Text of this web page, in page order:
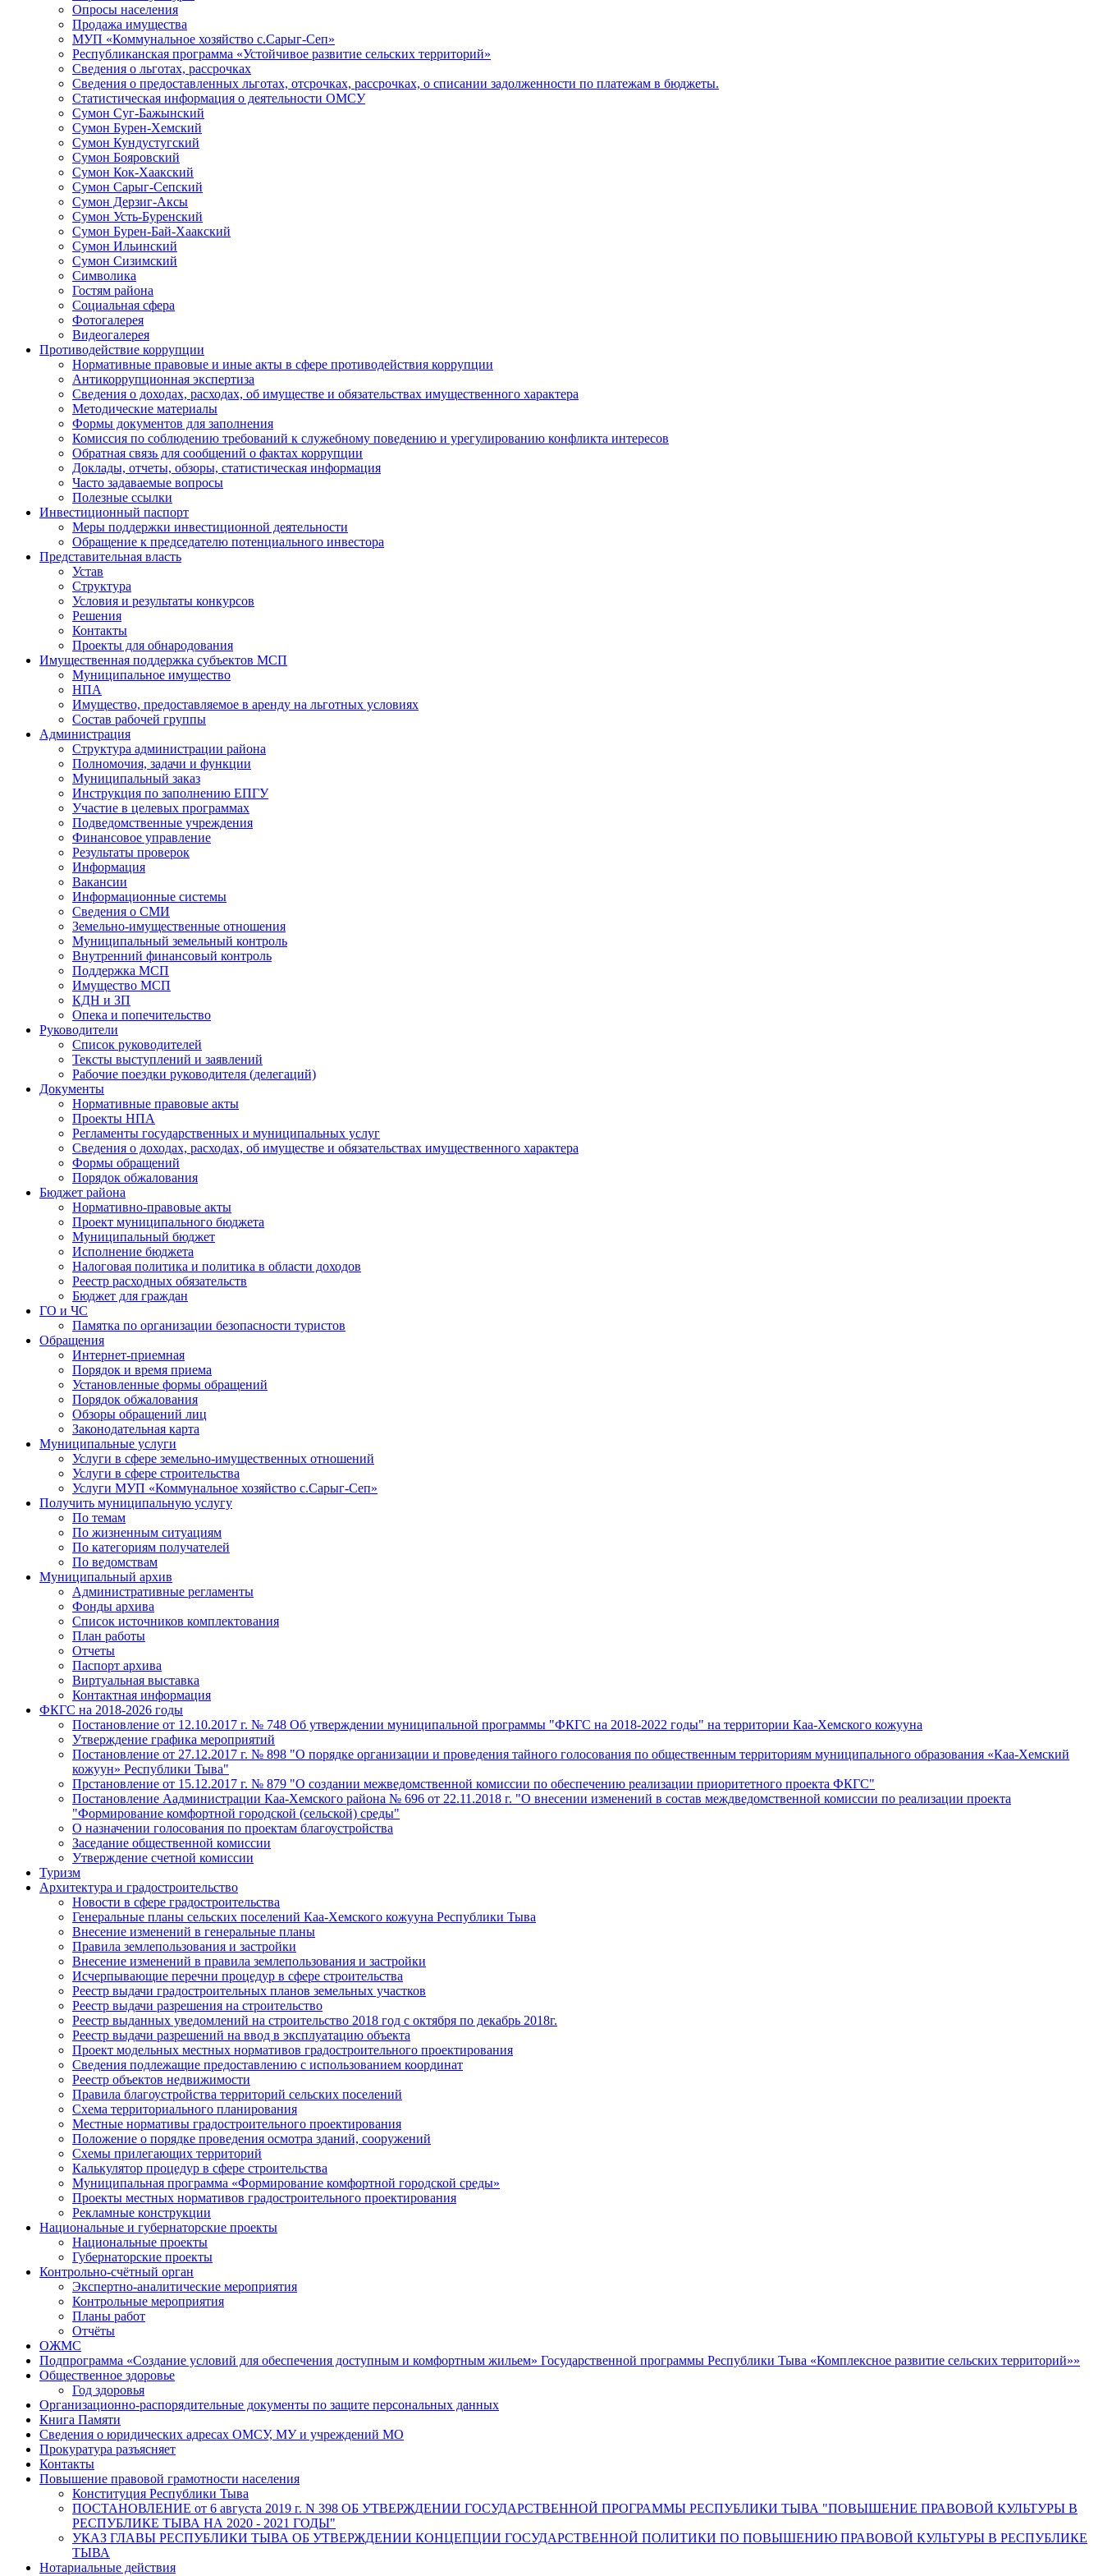
Опросы населения
Продажа имущества
МУП «Коммунальное хозяйство с.Сарыг-Сеп»
Республиканская программа «Устойчивое развитие сельских территорий»
Сведения о льготах, рассрочках
Сведения о предоставленных льготах, отсрочках, рассрочках, о списании задолженности по платежам в бюджеты.
Статистическая информация о деятельности ОМСУ
Сумон Суг-Бажынский
Сумон Бурен-Хемский
Сумон Кундустугский
Сумон Бояровский
Сумон Кок-Хаакский
Сумон Сарыг-Сепский
Сумон Дерзиг-Аксы
Сумон Усть-Буренский
Сумон Бурен-Бай-Хаакский
Сумон Ильинский
Сумон Сизимский
Символика
Гостям района
Социальная сфера
Фотогалерея
Видеогалерея
Противодействие коррупции
Нормативные правовые и иные акты в сфере противодействия коррупции
Антикоррупционная экспертиза
Сведения о доходах, расходах, об имуществе и обязательствах имущественного характера
Методические материалы
Формы документов для заполнения
Комиссия по соблюдению требований к служебному поведению и урегулированию конфликта интересов
Обратная связь для сообщений о фактах коррупции
Доклады, отчеты, обзоры, статистическая информация
Часто задаваемые вопросы
Полезные ссылки
Инвестиционный паспорт
Меры поддержки инвестиционной деятельности
Обращение к председателю потенциального инвестора
Представительная власть
Устав
Структура
Условия и результаты конкурсов
Решения
Контакты
Проекты для обнародования
Имущественная поддержка субъектов МСП
Муниципальное имущество
НПА
Имущество, предоставляемое в аренду на льготных условиях
Состав рабочей группы
Администрация
Структура администрации района
Полномочия, задачи и функции
Муниципальный заказ
Инструкция по заполнению ЕПГУ
Участие в целевых программах
Подведомственные учреждения
Финансовое управление
Результаты проверок
Информация
Вакансии
Информационные системы
Сведения о СМИ
Земельно-имущественные отношения
Муниципальный земельный контроль
Внутренний финансовый контроль
Поддержка МСП
Имущество МСП
КДН и ЗП
Опека и попечительство
Руководители
Список руководителей
Тексты выступлений и заявлений
Рабочие поездки руководителя (делегаций)
Документы
Нормативные правовые акты
Проекты НПА
Регламенты государственных и муниципальных услуг
Сведения о доходах, расходах, об имуществе и обязательствах имущественного характера
Формы обращений
Порядок обжалования
Бюджет района
Нормативно-правовые акты
Проект муниципального бюджета
Муниципальный бюджет
Исполнение бюджета
Налоговая политика и политика в области доходов
Реестр расходных обязательств
Бюджет для граждан
ГО и ЧС
Памятка по организации безопасности туристов
Обращения
Интернет-приемная
Порядок и время приема
Установленные формы обращений
Порядок обжалования
Обзоры обращений лиц
Законодательная карта
Муниципальные услуги
Услуги в сфере земельно-имущественных отношений
Услуги в сфере строительства
Услуги МУП «Коммунальное хозяйство с.Сарыг-Сеп»
Получить муниципальную услугу
По темам
По жизненным ситуациям
По категориям получателей
По ведомствам
Муниципальный архив
Административные регламенты
Фонды архива
Список источников комплектования
План работы
Отчеты
Паспорт архива
Виртуальная выставка
Контактная информация
ФКГС на 2018-2026 годы
Постановление от 12.10.2017 г. № 748 Об утверждении муниципальной программы "ФКГС на 2018-2022 годы" на территории Каа-Хемского кожууна
Утверждение графика мероприятий
Постановление от 27.12.2017 г. № 898 "О порядке организации и проведения тайного голосования по общественным территориям муниципального образования «Каа-Хемский
кожуун» Республики Тыва"
Прстановление от 15.12.2017 г. № 879 "О создании межведомственной комиссии по обеспечению реализации приоритетного проекта ФКГС"
Постановление Аадминистрации Каа-Хемского района № 696 от 22.11.2018 г. "О внесении изменений в состав междведомственной комиссии по реализации проекта
"Формирование комфортной городской (сельской) среды"
О назначении голосования по проектам благоустройства
Заседание общественной комиссии
Утверждение счетной комиссии
Туризм
Архитектура и градостроительство
Новости в сфере градостроительства
Генеральные планы сельских поселений Каа-Хемского кожууна Республики Тыва
Внесение изменений в генеральные планы
Правила землепользования и застройки
Внесение изменений в правила землепользования и застройки
Исчерпывающие перечни процедур в сфере строительства
Реестр выдачи градостроительных планов земельных участков
Реестр выдачи разрешения на строительство
Реестр выданных уведомлений на строительство 2018 год с октября по декабрь 2018г.
Реестр выдачи разрешений на ввод в эксплуатацию объекта
Проект модельных местных нормативов градостроительного проектирования
Сведения подлежащие предоставлению с использованием координат
Реестр объектов недвижимости
Правила благоустройства территорий сельских поселений
Схема территориального планирования
Местные нормативы градостроительного проектирования
Положение о порядке проведения осмотра зданий, сооружений
Схемы прилегающих территорий
Калькулятор процедур в сфере строительства
Муниципальная программа «Формирование комфортной городской среды»
Проекты местных нормативов градостроительного проектирования
Рекламные конструкции
Национальные и губернаторские проекты
Национальные проекты
Губернаторские проекты
Контрольно-счётный орган
Экспертно-аналитические мероприятия
Контрольные мероприятия
Планы работ
Отчёты
ОЖМС
Подпрограмма «Создание условий для обеспечения доступным и комфортным жильем» Государственной программы Республики Тыва «Комплексное развитие сельских территорий»»
Общественное здоровье
Год здоровья
Организационно-распорядительные документы по защите персональных данных
Книга Памяти
Сведения о юридических адресах ОМСУ, МУ и учреждений МО
Прокуратура разъясняет
Контакты
Повышение правовой грамотности населения
Конституция Республики Тыва
ПОСТАНОВЛЕНИЕ от 6 августа 2019 г. N 398 ОБ УТВЕРЖДЕНИИ ГОСУДАРСТВЕННОЙ ПРОГРАММЫ РЕСПУБЛИКИ ТЫВА "ПОВЫШЕНИЕ ПРАВОВОЙ КУЛЬТУРЫ В
РЕСПУБЛИКЕ ТЫВА НА 2020 - 2021 ГОДЫ"
УКАЗ ГЛАВЫ РЕСПУБЛИКИ ТЫВА ОБ УТВЕРЖДЕНИИ КОНЦЕПЦИИ ГОСУДАРСТВЕННОЙ ПОЛИТИКИ ПО ПОВЫШЕНИЮ ПРАВОВОЙ КУЛЬТУРЫ В РЕСПУБЛИКЕ
ТЫВА
Нотариальные действия